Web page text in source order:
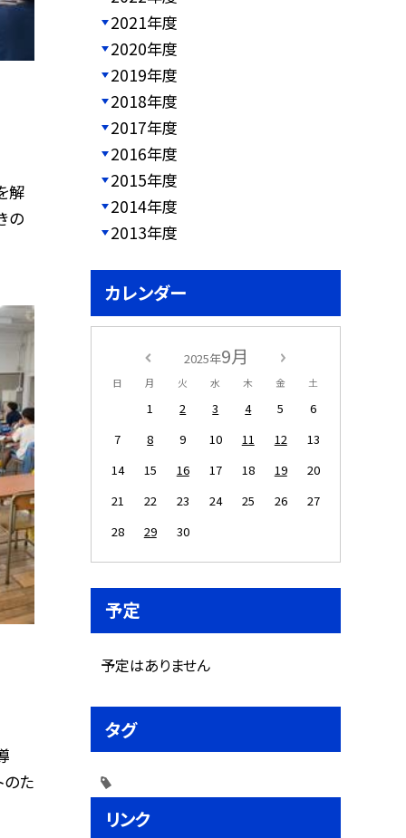
解
の
のた
2021年度
2020年度
2019年度
2018年度
2017年度
2016年度
2015年度
2014年度
2013年度
カレンダー
2025年9月
日 月 火 水 木 金 土
1 2 3 4 5
6
7
8 9 10 11 12
13
14
15 16 17 18 19
20
21
22 23 24 25 26
27
28
29 30
予定
予定はありません
タグ
リンク